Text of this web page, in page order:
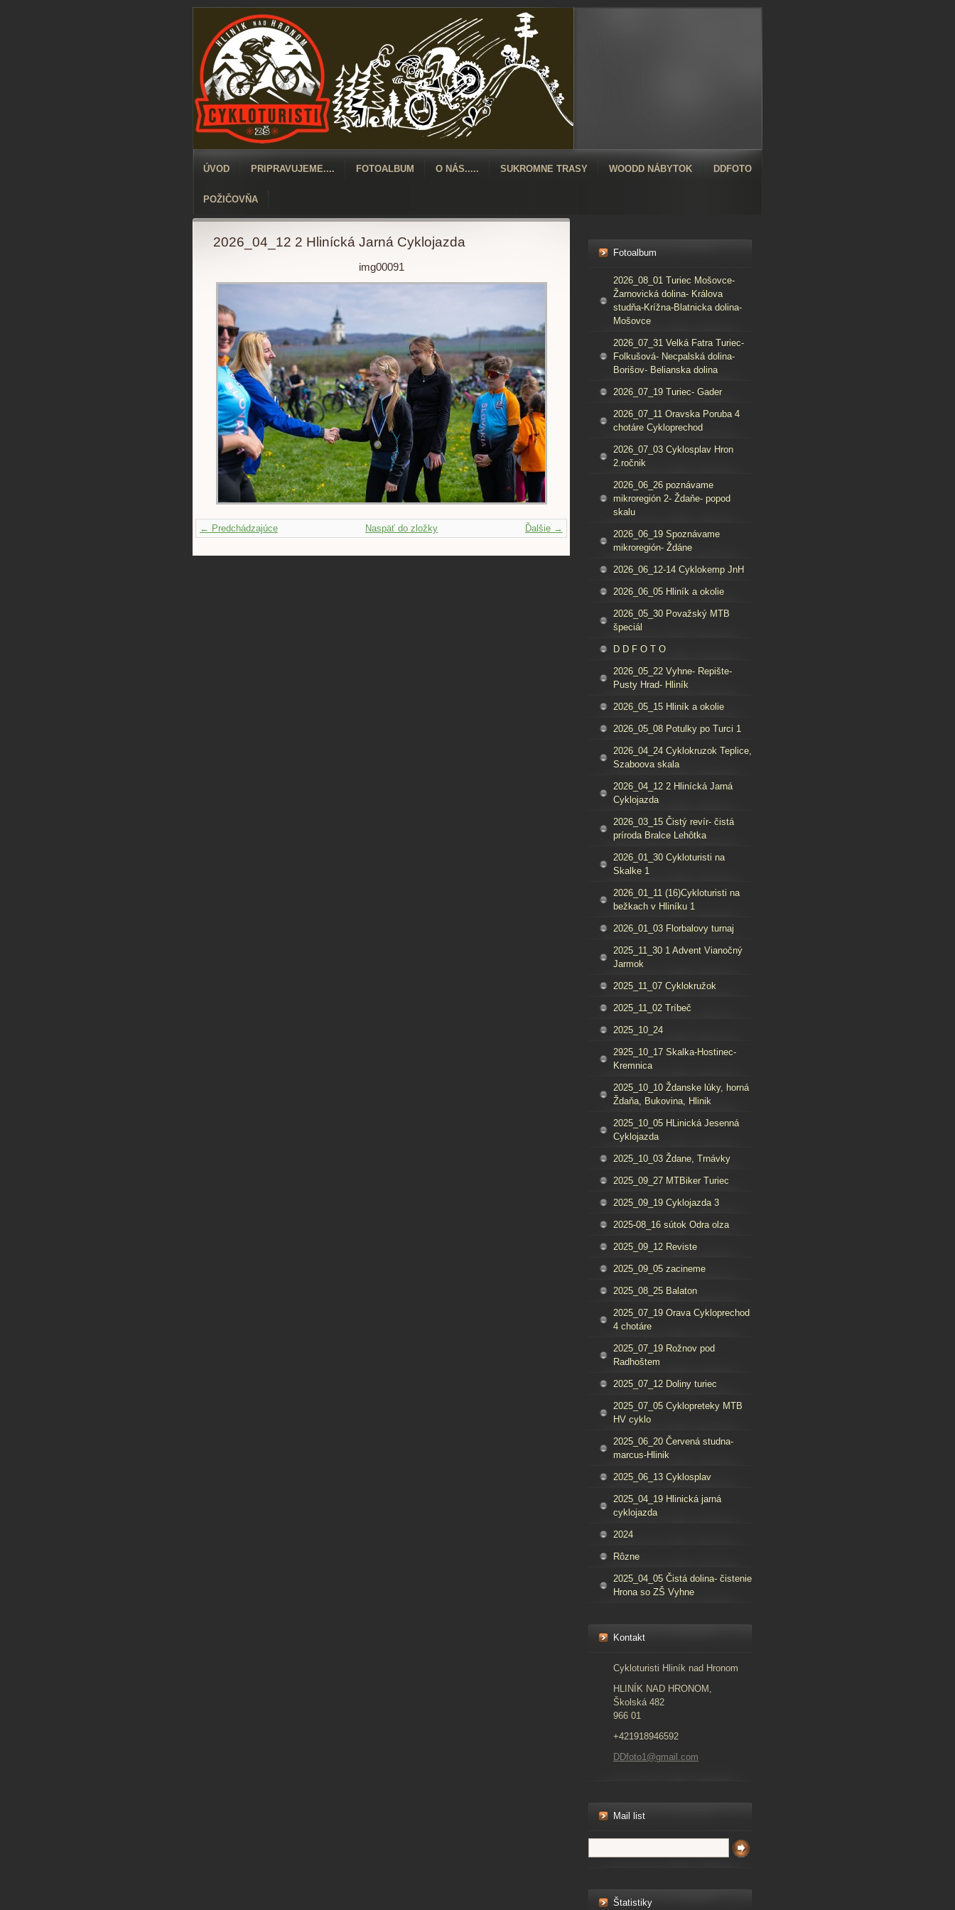
ÚVOD PRIPRAVUJEME.... FOTOALBUM O NÁS..... SUKROMNE TRASY WOODD NÁBYTOK DDFOTO
POŽIČOVŇA
2026_04_12 2 Hlinícká Jarná Cyklojazda
img00091
← Predchádzajúce Ďalšie →
Naspäť do zložky
Fotoalbum
2026_08_01 Turiec Mošovce-
Žarnovická dolina- Králova
studňa-Krížna-Blatnicka dolina-
Mošovce
2026_07_31 Velká Fatra Turiec-
Folkušová- Necpalská dolina-
Borišov- Belianska dolina
2026_07_19 Turiec- Gader
2026_07_11 Oravska Poruba 4
chotáre Cykloprechod
2026_07_03 Cyklosplav Hron
2.ročnik
2026_06_26 poznávame
mikroregión 2- Ždaňe- popod
skalu
2026_06_19 Spoznávame
mikroregión- Ždáne
2026_06_12-14 Cyklokemp JnH
2026_06_05 Hliník a okolie
2026_05_30 Považský MTB
špeciál
D D F O T O
2026_05_22 Vyhne- Repište-
Pusty Hrad- Hliník
2026_05_15 Hliník a okolie
2026_05_08 Potulky po Turci 1
2026_04_24 Cyklokruzok Teplice,
Szaboova skala
2026_04_12 2 Hlinícká Jarná
Cyklojazda
2026_03_15 Čistý revír- čistá
príroda Bralce Lehôtka
2026_01_30 Cykloturisti na
Skalke 1
2026_01_11 (16)Cykloturisti na
bežkach v Hliníku 1
2026_01_03 Florbalovy turnaj
2025_11_30 1 Advent Vianočný
Jarmok
2025_11_07 Cyklokružok
2025_11_02 Tríbeč
2025_10_24
2925_10_17 Skalka-Hostinec-
Kremnica
2025_10_10 Ždanske lúky, horná
Ždaňa, Bukovina, Hlinik
2025_10_05 HLinická Jesenná
Cyklojazda
2025_10_03 Ždane, Trnávky
2025_09_27 MTBiker Turiec
2025_09_19 Cyklojazda 3
2025-08_16 sútok Odra olza
2025_09_12 Reviste
2025_09_05 zacineme
2025_08_25 Balaton
2025_07_19 Orava Cykloprechod
4 chotáre
2025_07_19 Rožnov pod
Radhoštem
2025_07_12 Doliny turiec
2025_07_05 Cyklopreteky MTB
HV cyklo
2025_06_20 Červená studna-
marcus-Hlinik
2025_06_13 Cyklosplav
2025_04_19 Hlinická jarná
cyklojazda
2024
Rôzne
2025_04_05 Čistá dolina- čistenie
Hrona so ZŠ Vyhne
Kontakt
Cykloturisti Hliník nad Hronom
HLINÍK NAD HRONOM,
Školská 482
966 01
+421918946592
DDfoto1@gmail.com
Mail list
Štatistiky